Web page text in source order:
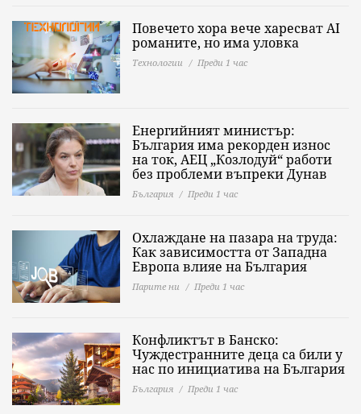
Повечето хора вече харесват AI
романите, но има уловка
Технологии Преди 1 час
Енергийният министър:
България има рекорден износ
на ток, АЕЦ „Козлодуй“ работи
без проблеми въпреки Дунав
България Преди 1 час
Охлаждане на пазара на труда:
Как зависимостта от Западна
Европа влияе на България
Парите ни Преди 1 час
Конфликтът в Банско:
Чуждестранните деца са били у
нас по инициатива на България
България Преди 1 час